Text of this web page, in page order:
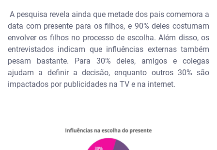
A pesquisa revela ainda que metade dos pais comemora a
data com presente para os filhos, e 90% deles costumam
envolver os filhos no processo de escolha. Além disso, os
entrevistados indicam que influências externas também
pesam bastante. Para 30% deles, amigos e colegas
ajudam a definir a decisão, enquanto outros 30% são
impactados por publicidades na TV e na internet.